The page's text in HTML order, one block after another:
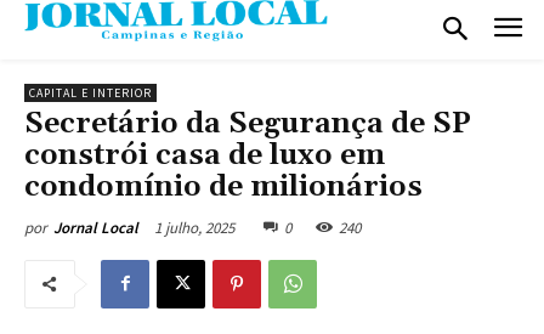
CAPITAL E INTERIOR
Secretário da Segurança de SP
constrói casa de luxo em
condomínio de milionários
por Jornal Local 1 julho, 2025 0 240